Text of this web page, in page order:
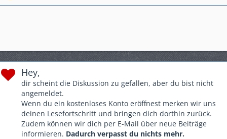
Hey,
dir scheint die Diskussion zu gefallen, aber du bist nicht
angemeldet.
Wenn du ein kostenloses Konto eröffnest merken wir uns
deinen Lesefortschritt und bringen dich dorthin zurück.
Zudem können wir dich per E-Mail über neue Beiträge
informieren. Dadurch verpasst du nichts mehr.